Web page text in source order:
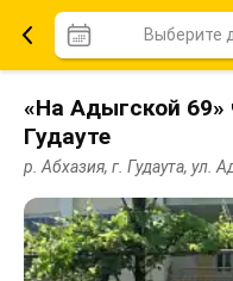
Выберите
«На Адыгской 69»
Гудауте
р. Абхазия, г. Гудаута, ул.